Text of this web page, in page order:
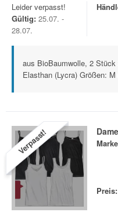
Leider verpasst!
Gültig: 25.07. -
28.07.
aus BioBaumwolle, 2
Elasthan (Lycra) Größen:
Verpasst!
Preis: